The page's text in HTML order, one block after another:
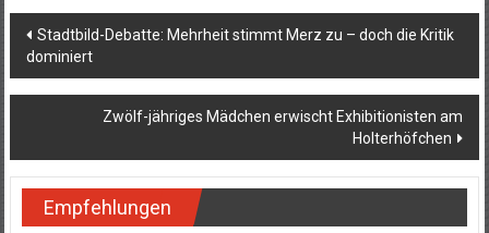
Beitragsnavigation
Stadtbild-Debatte: Mehrheit stimmt Merz zu – doch die Kritik
dominiert
Zwölf-jähriges Mädchen erwischt Exhibitionisten am
Holterhöfchen
Empfehlungen